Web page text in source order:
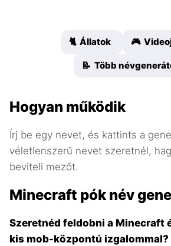
🐈 Állatok 🎮
📝 Több
Hogyan működik
Írj be egy nevet, és kattints a
véletlenszerű nevet szeretnél,
beviteli mezőt.
Minecraft pók név
Szeretnéd feldobni a Minecraft
kis mob-központú izgalommal?